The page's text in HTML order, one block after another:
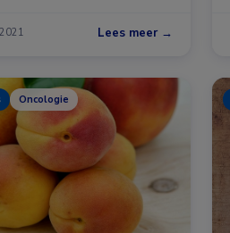
Lees meer →
Oncologie